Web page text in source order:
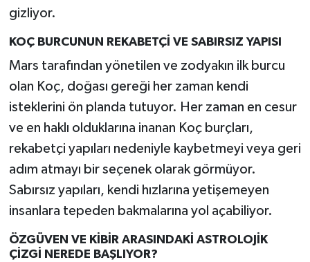
gizliyor.
KOÇ BURCUNUN REKABETÇİ VE SABIRSIZ YAPISI
Mars tarafından yönetilen ve zodyakın ilk burcu
olan Koç, doğası gereği her zaman kendi
isteklerini ön planda tutuyor. Her zaman en cesur
ve en haklı olduklarına inanan Koç burçları,
rekabetçi yapıları nedeniyle kaybetmeyi veya geri
adım atmayı bir seçenek olarak görmüyor.
Sabırsız yapıları, kendi hızlarına yetişemeyen
insanlara tepeden bakmalarına yol açabiliyor.
ÖZGÜVEN VE KİBİR ARASINDAKİ ASTROLOJİK
ÇİZGİ NEREDE BAŞLIYOR?